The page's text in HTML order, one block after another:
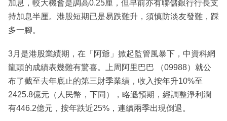
加息，較大機會是調高0.25厘，但早前亦有聯儲銀行行長支
持加息半厘。港股短期已是易跌難升，須慎防淡友發難，踩
多一腳。
3月是港股業績期，在「阿爺」掀起監管風暴下，中資科網
龍頭的成績表幾難有驚喜。上周阿里巴巴 （09988）就公
布了截至去年底止的第三財季業績，收入按年升10%至
2425.8億元（人民幣，下同），略遜預期，經調整淨利潤
有446.2億元，按年跌近25%，連續兩季出現倒退。